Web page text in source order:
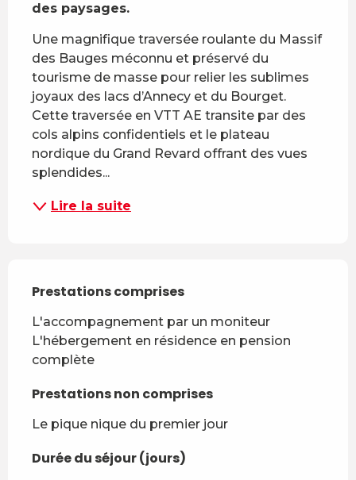
des paysages.
Une magnifique traversée roulante du Massif
des Bauges méconnu et préservé du
tourisme de masse pour relier les sublimes
joyaux des lacs d’Annecy et du Bourget.
Cette traversée en VTT AE transite par des
cols alpins confidentiels et le plateau
nordique du Grand Revard offrant des vues
splendides...
Lire la suite
Prestations comprises
Prestations comprises
L'accompagnement par un moniteur
L'hébergement en résidence en pension
complète
Prestations non comprises
Prestations non comprises
Le pique nique du premier jour
Durée du séjour (jours)
Durée du séjour (jours)